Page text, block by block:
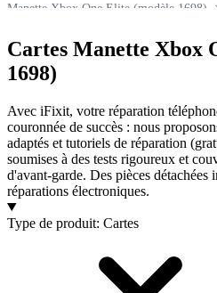
Manette Xbox One Elite (modèle 1698)
Console de jeux
Pièces détachées
Boutique
Cartes Manette Xbox
1698)
Avec iFixit, votre réparation
couronnée de succès : nous
adaptés et tutoriels de réparation
soumises à des tests rigoureux et
d'avant-garde. Des pièces détachées
réparations électroniques.
Produits
Type de produit: Cartes